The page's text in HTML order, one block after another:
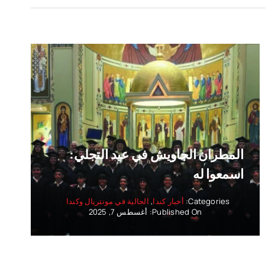
المطران الجاويش في عيد التجلي:
اسمعوا له
Categories: أخبار كندا, الجالية في مونتريال وكندا
Published On: أغسطس 7, 2025